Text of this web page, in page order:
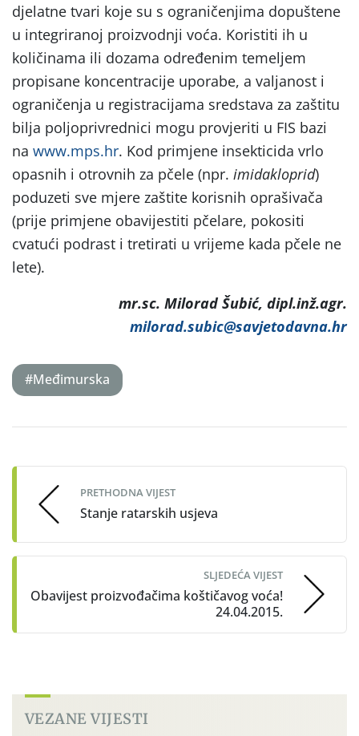
djelatne tvari koje su s ograničenjima dopuštene
u integriranoj proizvodnji voća. Koristiti ih u
količinama ili dozama određenim temeljem
propisane koncentracije uporabe, a valjanost i
ograničenja u registracijama sredstava za zaštitu
bilja poljoprivrednici mogu provjeriti u FIS bazi
na www.mps.hr. Kod primjene insekticida vrlo
opasnih i otrovnih za pčele (npr. imidakloprid)
poduzeti sve mjere zaštite korisnih oprašivača
(prije primjene obavijestiti pčelare, pokositi
cvatući podrast i tretirati u vrijeme kada pčele ne
lete).
mr.sc. Milorad Šubić, dipl.inž.agr.
milorad.subic@savjetodavna.hr
#Međimurska
navigation
PRETHODNA VIJEST
Stanje ratarskih usjeva
SLJEDEĆA VIJEST
Obavijest proizvođačima koštičavog voća!
24.04.2015.
VEZANE VIJESTI